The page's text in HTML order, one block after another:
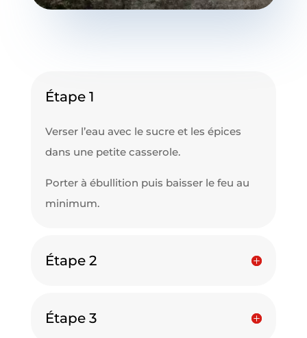
Étape 1
Verser l’eau avec le sucre et les épices
dans une petite casserole.
Porter à ébullition puis baisser le feu au
minimum.
Étape 2
Étape 3